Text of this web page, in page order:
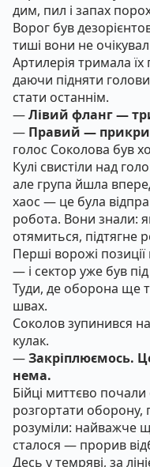
дим, пил і запах
Ворог був
тиші вони не
Артилерія тримала
даючи підняти
стати останнім.
—Лівий фланг —
— Правий —
голос Соколова був
Кулі свистіли над
але група йшла
хаос — це була
робота. Вони знали:
отямиться, підтягне
Перші ворожі
— і сектор уже був
Туди, де оборона ще
швах.
Соколов зупинився
кулак.
—Закріплюємось.
нема.
Бійці миттєво
розгортати оборону,
розуміли: найважче
сталося — прорив
Десь у темряві, за